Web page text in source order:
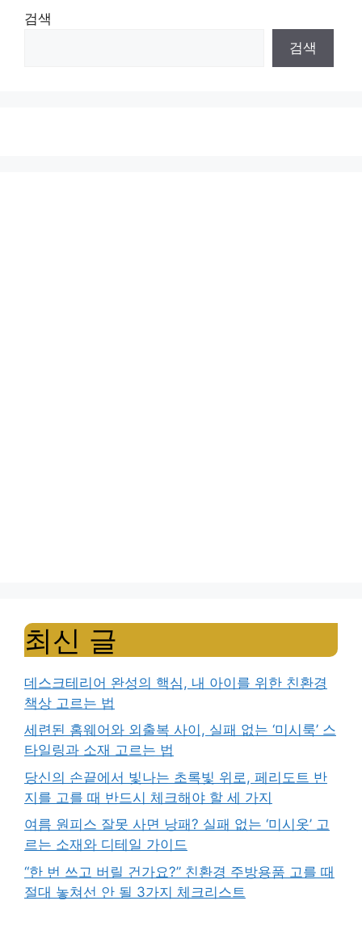
검색
검색
최신 글
데스크테리어 완성의 핵심, 내 아이를 위한 친환경
책상 고르는 법
세련된 홈웨어와 외출복 사이, 실패 없는 ‘미시룩’ 스
타일링과 소재 고르는 법
당신의 손끝에서 빛나는 초록빛 위로, 페리도트 반
지를 고를 때 반드시 체크해야 할 세 가지
여름 원피스 잘못 사면 낭패? 실패 없는 ‘미시옷’ 고
르는 소재와 디테일 가이드
“한 번 쓰고 버릴 건가요?” 친환경 주방용품 고를 때
절대 놓쳐선 안 될 3가지 체크리스트